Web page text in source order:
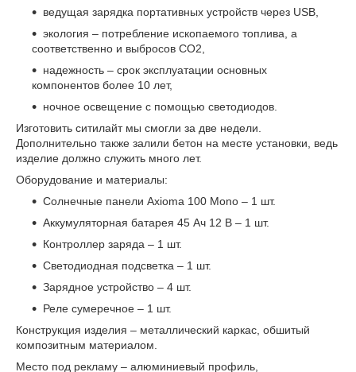
ведущая зарядка портативных устройств через USB,
экология – потребление ископаемого топлива, а
соответственно и выбросов CO2,
надежность – срок эксплуатации основных
компонентов более 10 лет,
ночное освещение с помощью светодиодов.
Изготовить ситилайт мы смогли за две недели.
Дополнительно также залили бетон на месте установки, ведь
изделие должно служить много лет.
Оборудование и материалы:
Солнечные панели Axioma 100 Mono – 1 шт.
Аккумуляторная батарея 45 Ач 12 В – 1 шт.
Контроллер заряда – 1 шт.
Светодиодная подсветка – 1 шт.
Зарядное устройство – 4 шт.
Реле сумеречное – 1 шт.
Конструкция изделия – металлический каркас, обшитый
композитным материалом.
Место под рекламу – алюминиевый профиль,